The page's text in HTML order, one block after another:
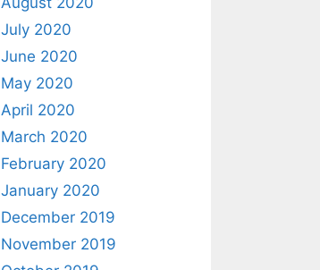
July 2020
June 2020
May 2020
April 2020
March 2020
February 2020
January 2020
December 2019
November 2019